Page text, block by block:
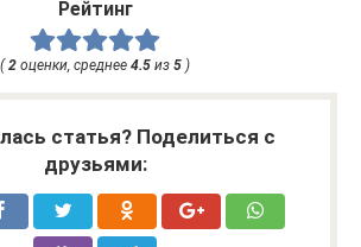
Рейтинг
(2 оценки, среднее 4.5 из 5 )
статья? Поделиться с
друзьями: